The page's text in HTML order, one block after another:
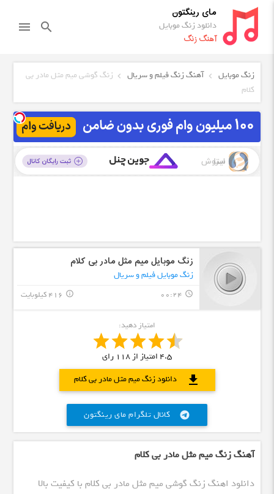
مای رینگتون
دانلود زنگ موبایل
آهنگ زنگ
search
menu
زنگ موبایل آهنگ زنگ فیلم و سریال
زنگ گوشی میم مثل مادر بی
کلام
زنگ موبایل میم مثل مادر بی کلام
زنگ موبایل فیلم و سریال
query_builder
00:24 416 کیلوبایت info_outline
امتیاز دهید:
4.5 امتیاز از118 رای
دانلود زنگ میم مثل مادر بی کلام
download
کانال تلگرام مای رینگتون telegram
آهنگ زنگ میم مثل مادر بی کلام
دانلود اهنگ زنگ گوشی میم مثل مادر بی کلام با کیفیت بالا